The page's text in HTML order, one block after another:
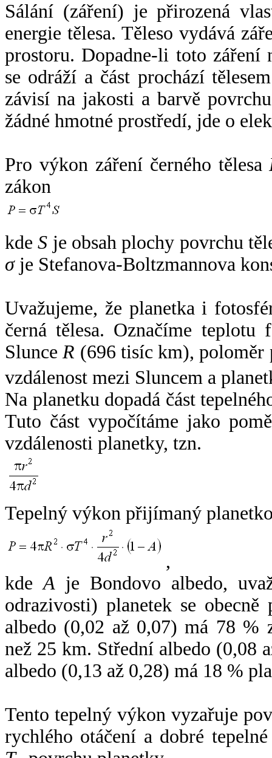
Sálání (záření) je přirozená
energie tělesa. Těleso vydává
prostoru. Dopadne-li toto záření
se odráží a část prochází
závisí na jakosti a barvě
žádné hmotné prostředí, jde o
Pro výkon záření černého tělesa
zákon
kdeS je obsah plochy povrchu
σje Stefanova-Boltzmannova
Uvažujeme, že planetka i
černá tělesa. Označíme
SlunceR (696 tisíc km),
vzdálenost mezi Sluncem a
Na planetku dopadá část
Tuto část vypočítáme jako
vzdálenosti planetky, tzn.
Tepelný výkon přijímaný
,
kdeA je Bondovo albedo,
odrazivosti) planetek se
albedo (0,02 až 0,07) má 78 %
než 25 km. Střední albedo (0,08
albedo (0,13 až 0,28) má 18 %
Tento tepelný výkon vyzařuje
rychlého otáčení a dobré